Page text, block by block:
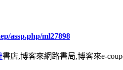
assp.php/ml27898
書店,博客來網路書局,博客來e-